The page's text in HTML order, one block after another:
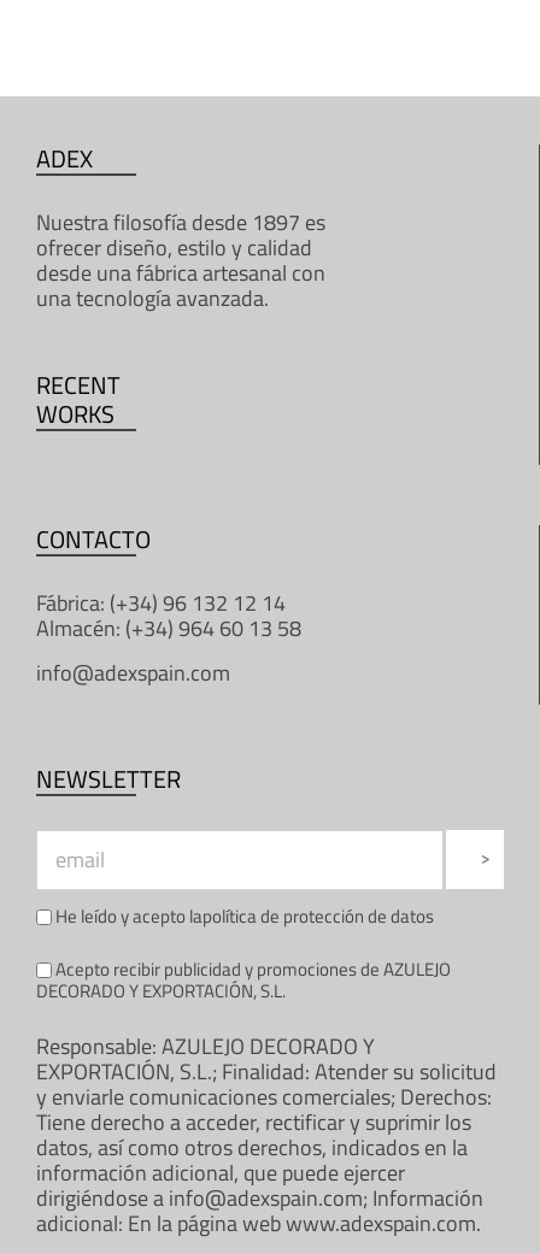
ADEX
Nuestra filosofía desde 1897 es
ofrecer diseño, estilo y calidad
desde una fábrica artesanal con
una tecnología avanzada.
RECENT
WORKS
CONTACTO
Fábrica: (+34) 96 132 12 14
Almacén: (+34) 964 60 13 58
info@adexspain.com
NEWSLETTER
He leído y acepto lapolítica de protección de datos
Acepto recibir publicidad y promociones de AZULEJO
DECORADO Y EXPORTACIÓN, S.L.
Responsable: AZULEJO DECORADO Y
EXPORTACIÓN, S.L.; Finalidad: Atender su solicitud
y enviarle comunicaciones comerciales; Derechos:
Tiene derecho a acceder, rectificar y suprimir los
datos, así como otros derechos, indicados en la
información adicional, que puede ejercer
dirigiéndose a info@adexspain.com; Información
adicional: En la página web www.adexspain.com.